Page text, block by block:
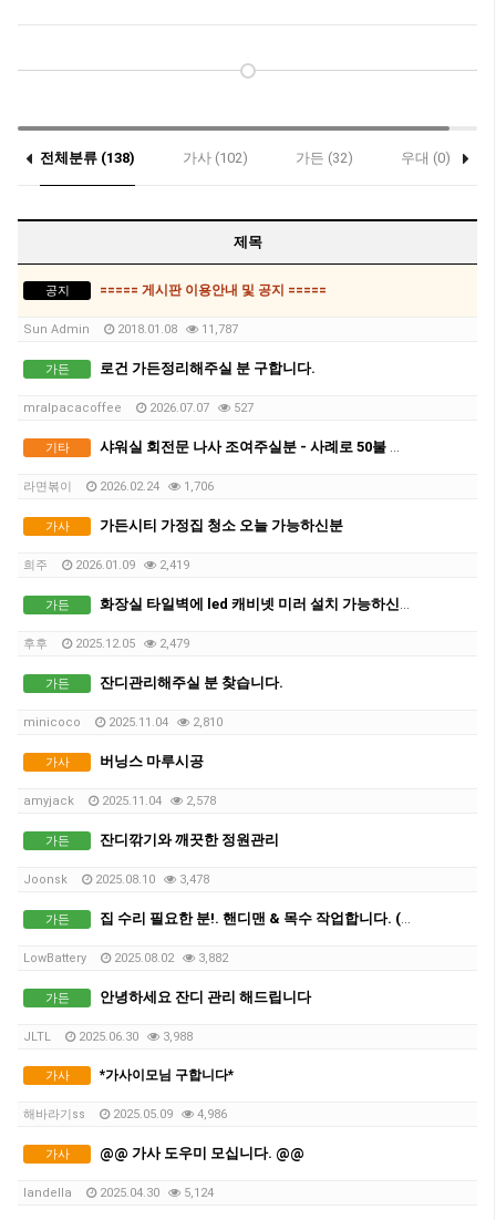
전체분류 (138) 가사 (102) 가든 (32) 우대 (0)
제목
공지 ===== 게시판 이용안내 및 공지 =====
Sun Admin 2018.01.08 11,787
가든 로건 가든정리해주실 분 구합니다.
mralpacacoffee 2026.07.07 527
기타 샤워실 회전문 나사 조여주실분 - 사례로 50불 드려요 (위치: 사뱅)
라면볶이 2026.02.24 1,706
가사 가든시티 가정집 청소 오늘 가능하신분
희주 2026.01.09 2,419
가든 화장실 타일벽에 led 캐비넷 미러 설치 가능하신분?
후후 2025.12.05 2,479
가든 잔디관리해주실 분 찾습니다.
minicoco 2025.11.04 2,810
가사 버닝스 마루시공
amyjack 2025.11.04 2,578
가든 잔디깎기와 깨끗한 정원관리
Joonsk 2025.08.10 3,478
가든 집 수리 필요한 분!. 핸디맨 & 목수 작업합니다. (견적 무료)
LowBattery 2025.08.02 3,882
가든 안녕하세요 잔디 관리 해드립니다
JLTL 2025.06.30 3,988
가사 *가사이모님 구합니다*
해바라기ss 2025.05.09 4,986
가사 @@ 가사 도우미 모십니다. @@
landella 2025.04.30 5,124